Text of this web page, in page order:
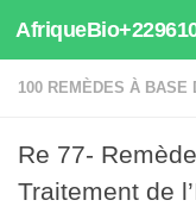
Au dessous du
100 REMÈDES À BASE
Re 77-
Traitement de